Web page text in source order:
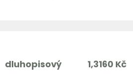
dluhopisový 1,3160 Kč